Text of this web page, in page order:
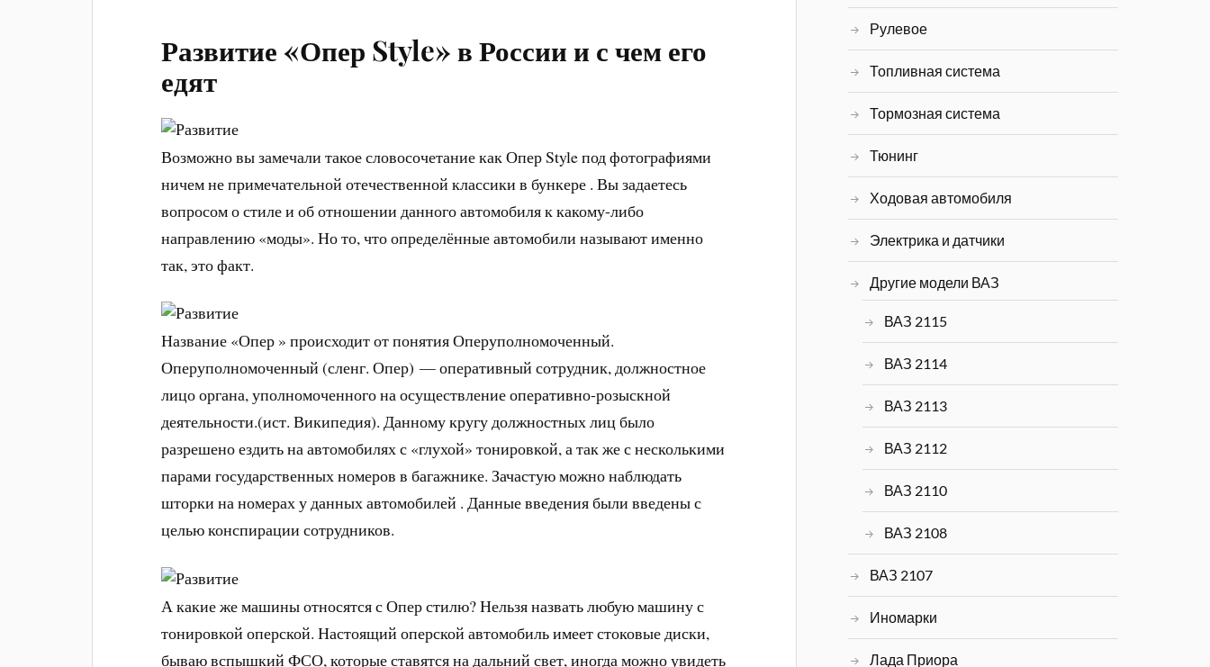
Развитие «Опер Style» в России и с чем его
едят
Возможно вы замечали такое словосочетание как Опер Style под фотографиями
ничем не примечательной отечественной классики в бункере . Вы задаетесь
вопросом о стиле и об отношении данного автомобиля к какому-либо
направлению «моды». Но то, что определённые автомобили называют именно
так, это факт.
Название «Опер » происходит от понятия Оперуполномоченный.
Оперуполномоченный (сленг. Опер) — оперативный сотрудник, должностное
лицо органа, уполномоченного на осуществление оперативно-розыскной
деятельности.(ист. Википедия). Данному кругу должностных лиц было
разрешено ездить на автомобилях с «глухой» тонировкой, а так же с несколькими
парами государственных номеров в багажнике. Зачастую можно наблюдать
шторки на номерах у данных автомобилей . Данные введения были введены с
целью конспирации сотрудников.
А какие же машины относятся с Опер стилю? Нельзя назвать любую машину с
тонировкой оперской. Настоящий оперской автомобиль имеет стоковые диски,
бываю вспышкий ФСО, которые ставятся на дальний свет, иногда можно увидеть
Рулевое
Топливная система
Тормозная система
Тюнинг
Ходовая автомобиля
Электрика и датчики
Другие модели ВАЗ
ВАЗ 2115
ВАЗ 2114
ВАЗ 2113
ВАЗ 2112
ВАЗ 2110
ВАЗ 2108
ВАЗ 2107
Иномарки
Лада Приора